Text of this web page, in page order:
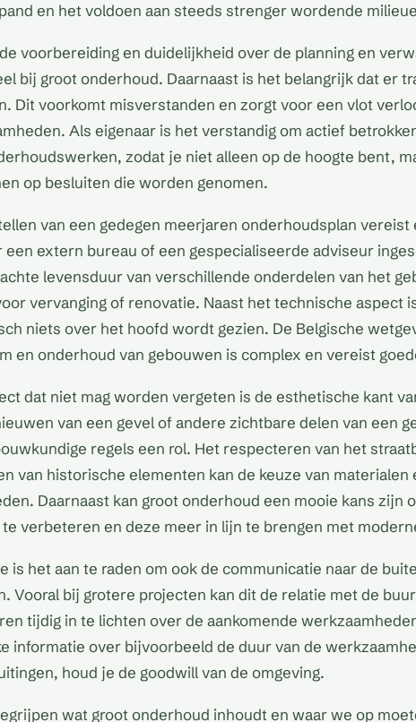
en het voldoen aan steeds strenger wordende
voorbereiding en duidelijkheid over de planning en
bij groot onderhoud. Daarnaast is het belangrijk dat er
Dit voorkomt misverstanden en zorgt voor een vlot
Als eigenaar is het verstandig om actief
zodat je niet alleen op de hoogte bent,
op besluiten die worden genomen.
van een gedegen meerjaren onderhoudsplan
een extern bureau of een gespecialiseerde adviseur
levensduur van verschillende onderdelen van het
vervanging of renovatie. Naast het technische aspect
niets over het hoofd wordt gezien. De Belgische
en onderhoud van gebouwen is complex en vereist
dat niet mag worden vergeten is de esthetische kant
van een gevel of andere zichtbare delen van een
regels een rol. Het respecteren van het
van historische elementen kan de keuze van materialen
Daarnaast kan groot onderhoud een mooie kans zijn
verbeteren en deze meer in lijn te brengen met
is het aan te raden om ook de communicatie naar de
Vooral bij grotere projecten kan dit de relatie met de
tijdig in te lichten over de aankomende
informatie over bijvoorbeeld de duur van de
houd je de goodwill van de omgeving.
wat groot onderhoud inhoudt en waar we op